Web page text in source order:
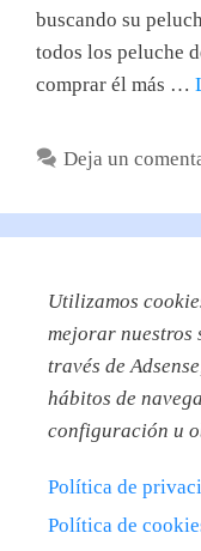
buscando su
todos los peluche
comprar él más …
Deja un
Utilizamos
mejorar
través de
hábitos de
configuración u
Política de
Política de